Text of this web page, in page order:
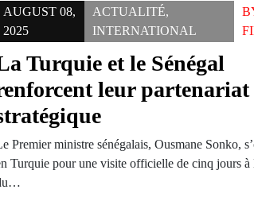
AUGUST 08,
2025
ACTUALITÉ,
INTERNATIONAL
Turquie et le Sénégal
leur partenariat
Premier ministre sénégalais, Ousmane Sonko,
Turquie pour une visite officielle de cinq jours à